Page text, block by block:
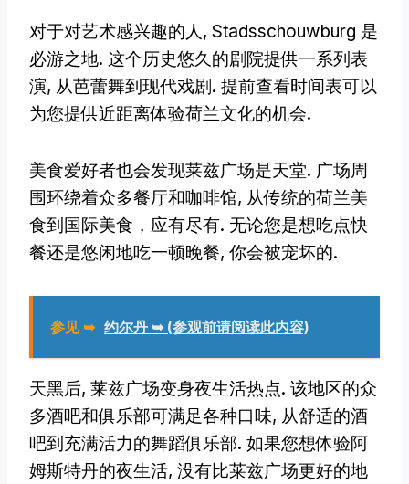
对于对艺术感兴趣的人, Stadsschouwburg 是
必游之地. 这个历史悠久的剧院提供一系列表
演, 从芭蕾舞到现代戏剧. 提前查看时间表可以
为您提供近距离体验荷兰文化的机会.
美食爱好者也会发现莱兹广场是天堂. 广场周
围环绕着众多餐厅和咖啡馆, 从传统的荷兰美
食到国际美食，应有尽有. 无论您是想吃点快
餐还是悠闲地吃一顿晚餐, 你会被宠坏的.
参见 ➥ 约尔丹 ➥ (参观前请阅读此内容)
天黑后, 莱兹广场变身夜生活热点. 该地区的众
多酒吧和俱乐部可满足各种口味, 从舒适的酒
吧到充满活力的舞蹈俱乐部. 如果您想体验阿
姆斯特丹的夜生活, 没有比莱兹广场更好的地